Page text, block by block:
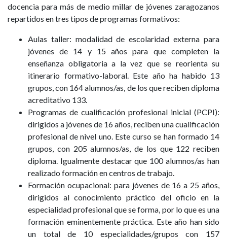
docencia para más de medio millar de jóvenes zaragozanos
repartidos en tres tipos de programas formativos:
Aulas taller: modalidad de escolaridad externa para
jóvenes de 14 y 15 años para que completen la
enseñanza obligatoria a la vez que se reorienta su
itinerario formativo-laboral. Este año ha habido 13
grupos, con 164 alumnos/as, de los que reciben diploma
acreditativo 133.
Programas de cualificación profesional inicial (PCPI):
dirigidos a jóvenes de 16 años, reciben una cualificación
profesional de nivel uno. Este curso se han formado 14
grupos, con 205 alumnos/as, de los que 122 reciben
diploma. Igualmente destacar que 100 alumnos/as han
realizado formación en centros de trabajo.
Formación ocupacional: para jóvenes de 16 a 25 años,
dirigidos al conocimiento práctico del oficio en la
especialidad profesional que se forma, por lo que es una
formación eminentemente práctica. Este año han sido
un total de 10 especialidades/grupos con 157